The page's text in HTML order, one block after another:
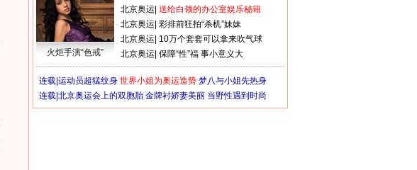
火炬手演“色戒”
北京奥运 送给白领的办公室娱乐秘籍
北京奥运 彩排前狂拍“杀机”妹妹
北京奥运 10万个套套可以拿来吹气球
北京奥运 保障“性”福 事小意义大
连载| 运动员超猛纹身 世界小姐为奥运造势 梦八与小姐先热身
连载| 北京奥运会上的双胞胎 金牌衬娇妻美丽 当野性遇到时尚